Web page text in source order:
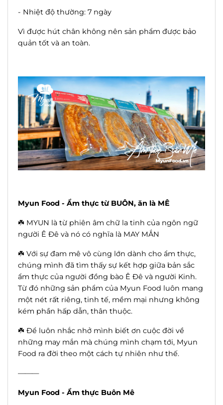
- Nhiệt độ thường: 7 ngày
Vì được hút chân không nên sản phẩm được bảo
quản tốt và an toàn.
Myun Food - Ẩm thực từ BUÔN, ăn là MÊ
☘️ MYUN là từ phiên âm chữ la tinh của ngôn ngữ
người Ê Đê và nó có nghĩa là MAY MẮN
☘️ Với sự đam mê vô cùng lớn dành cho ẩm thực,
chúng mình đã tìm thấy sự kết hợp giữa bản sắc
ẩm thực của người đồng bào Ê Đê và người Kinh.
Từ đó những sản phẩm của Myun Food luôn mang
một nét rất riêng, tinh tế, mềm mại nhưng không
kém phần hấp dẫn, thân thuộc.
☘️ Để luôn nhắc nhở mình biết ơn cuộc đời về
những may mắn mà chúng mình chạm tới, Myun
Food ra đời theo một cách tự nhiên như thế.
———
Myun Food - Ẩm thực Buôn Mê